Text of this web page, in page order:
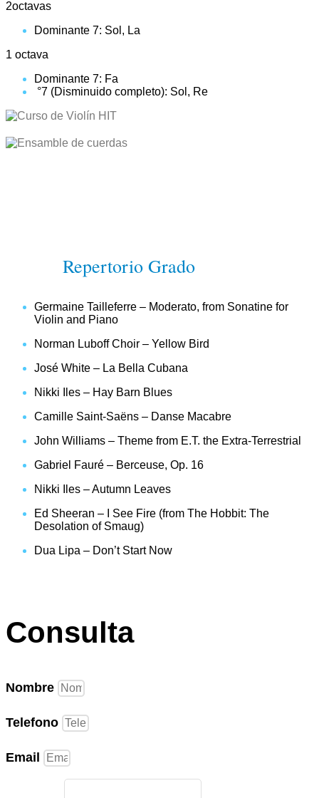
2octavas
Dominante 7: Sol, La
1 octava
Dominante 7: Fa
°7 (Disminuido completo): Sol, Re
Repertorio Grado
Germaine Tailleferre – Moderato, from Sonatine for
Violin and Piano
Norman Luboff Choir – Yellow Bird
José White – La Bella Cubana
Nikki Iles – Hay Barn Blues
Camille Saint-Saëns – Danse Macabre
John Williams – Theme from E.T. the Extra-Terrestrial
Gabriel Fauré – Berceuse, Op. 16
Nikki Iles – Autumn Leaves
Ed Sheeran – I See Fire (from The Hobbit: The
Desolation of Smaug)
Dua Lipa – Don’t Start Now
Consulta
Nombre
Telefono
Email